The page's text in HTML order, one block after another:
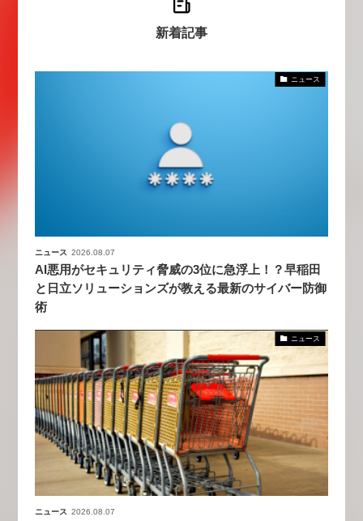
新着記事
ニュース
ニュース 2026.08.07
AI悪用がセキュリティ脅威の3位に急浮上！？早稲田
と日立ソリューションズが教える最新のサイバー防御
術
ニュース
ニュース 2026.08.07